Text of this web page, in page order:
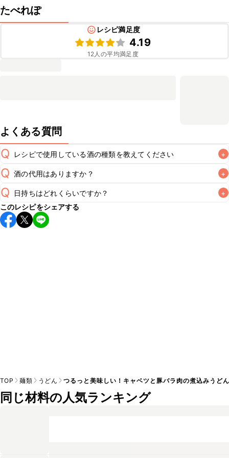
たべれぽ
レシピ満足度
4.19
12人の平均満足度
よくある質問
Q レシピで使用している酒の種類を教えてください +
A
Q 酒の代用はありますか？ +
A
Q 日持ちはどれくらいですか？ +
こちらのレシピは出来たてをお召し上がりいただくことをお
すすめします。
このレシピをシェアする
TOP 麺類 うどん つるっと美味しい！キャベツと豚バラ肉の煮込みうど
同じ材料の人気ランキング